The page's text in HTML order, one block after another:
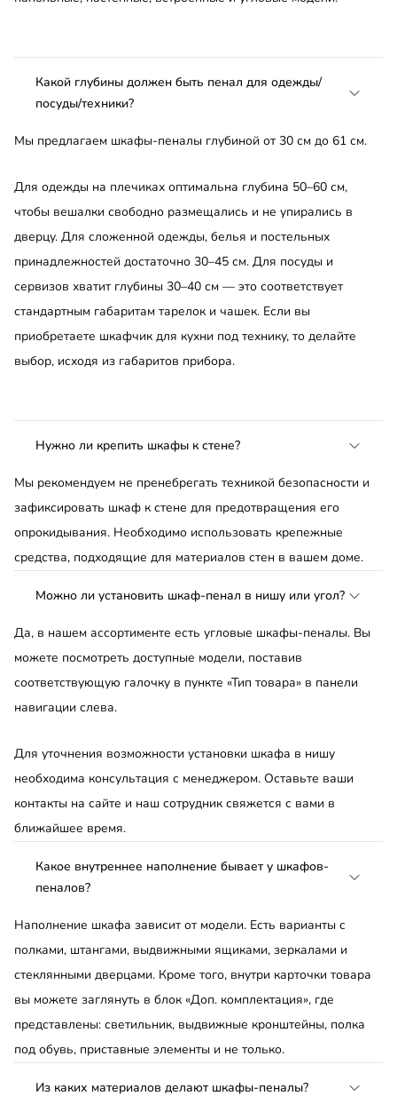
Какой глубины должен быть пенал для одежды/
посуды/техники?
Мы предлагаем шкафы-пеналы глубиной от 30 см до 61 см.
Для одежды на плечиках оптимальна глубина 50–60 см,
чтобы вешалки свободно размещались и не упирались в
дверцу. Для сложенной одежды, белья и постельных
принадлежностей достаточно 30–45 см. Для посуды и
сервизов хватит глубины 30–40 см — это соответствует
стандартным габаритам тарелок и чашек. Если вы
приобретаете шкафчик для кухни под технику, то делайте
выбор, исходя из габаритов прибора.
Нужно ли крепить шкафы к стене?
Мы рекомендуем не пренебрегать техникой безопасности и
зафиксировать шкаф к стене для предотвращения его
опрокидывания. Необходимо использовать крепежные
средства, подходящие для материалов стен в вашем доме.
Можно ли установить шкаф-пенал в нишу или угол?
Да, в нашем ассортименте есть угловые шкафы-пеналы. Вы
можете посмотреть доступные модели, поставив
соответствующую галочку в пункте «Тип товара» в панели
навигации слева.
Для уточнения возможности установки шкафа в нишу
необходима консультация с менеджером. Оставьте ваши
контакты на сайте и наш сотрудник свяжется с вами в
ближайшее время.
Какое внутреннее наполнение бывает у шкафов-
пеналов?
Наполнение шкафа зависит от модели. Есть варианты с
полками, штангами, выдвижными ящиками, зеркалами и
стеклянными дверцами. Кроме того, внутри карточки товара
вы можете заглянуть в блок «Доп. комплектация», где
представлены: светильник, выдвижные кронштейны, полка
под обувь, приставные элементы и не только.
Из каких материалов делают шкафы-пеналы?